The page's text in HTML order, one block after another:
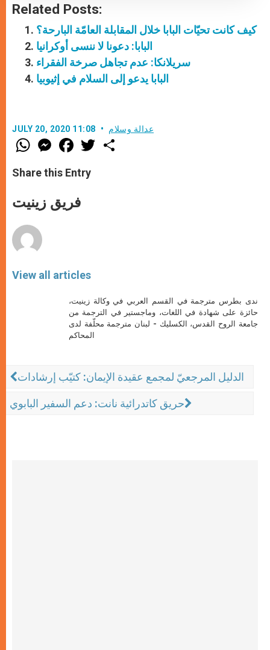
Related Posts:
كيف كانت تحيّات البابا خلال المقابلة العامّة البارحة؟
البابا: دعونا لا ننسى أوكرانيا
سريلانكا: عدم تجاهل صرخة الفقراء
البابا يدعو إلى السلام في إثيوبيا
JULY 20, 2020 11:08 عدالة وسلام
W
h
t
s
p
p
M
e
s
e
g
e
F
a
e
b
o
k
w
Share this Entry
فريق زينيت
View all articles
ندى بطرس مترجمة في القسم العربي في وكالة زينيت،
حائزة على شهادة في اللغات، وماجستير في الترجمة من
جامعة الروح القدس، الكسليك - لبنان مترجمة محلّفة لدى
المحاكم
الدليل المرجعيّ لمجمع عقيدة الإيمان: كتيّب إرشادات
حريق كاتدرائية نانت: دعم السفير البابوي